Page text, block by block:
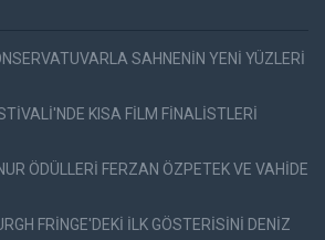
SAHNENİN YENİ YÜZLERİ
KISA FİLM FİNALİSTLERİ
ÖDÜLLERİ FERZAN ÖZPETEK VE VAHİDE
FRİNGE'DEKİ İLK GÖSTERİSİNİ DENİZ